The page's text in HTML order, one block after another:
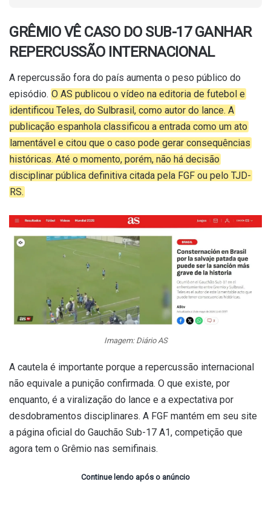
GRÊMIO VÊ CASO DO SUB-17 GANHAR
REPERCUSSÃO INTERNACIONAL
A repercussão fora do país aumenta o peso público do
episódio. O AS publicou o vídeo na editoria de futebol e
identificou Teles, do Sulbrasil, como autor do lance. A
publicação espanhola classificou a entrada como um ato
lamentável e citou que o caso pode gerar consequências
históricas. Até o momento, porém, não há decisão
disciplinar pública definitiva citada pela FGF ou pelo TJD-
RS.
Imagem: Diário AS
A cautela é importante porque a repercussão internacional
não equivale a punição confirmada. O que existe, por
enquanto, é a viralização do lance e a expectativa por
desdobramentos disciplinares. A FGF mantém em seu site
a página oficial do Gauchão Sub-17 A1, competição que
agora tem o Grêmio nas semifinais.
Continue lendo após o anúncio